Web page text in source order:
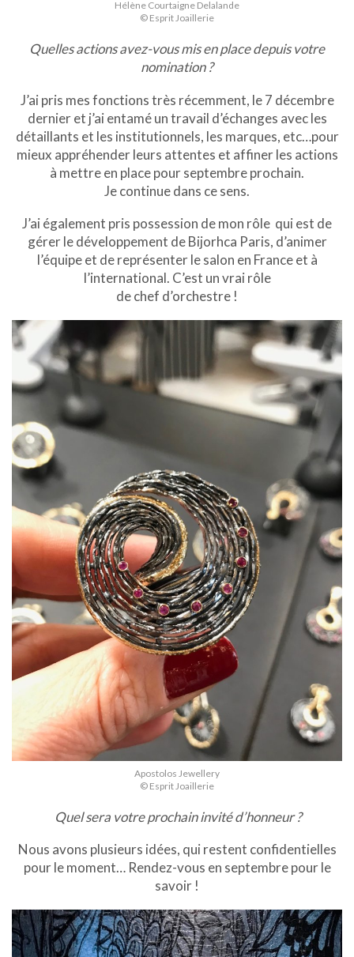
Hélène Courtaigne Delalande
© Esprit Joaillerie
Quelles actions avez-vous mis en place depuis votre
nomination ?
J’ai pris mes fonctions très récemment, le 7 décembre
dernier et j’ai entamé un travail d’échanges avec les
détaillants et les institutionnels, les marques, etc…pour
mieux appréhender leurs attentes et affiner les actions
à mettre en place pour septembre prochain.
Je continue dans ce sens.
J’ai également pris possession de mon rôle qui est de
gérer le développement de Bijorhca Paris, d’animer
l’équipe et de représenter le salon en France et à
l’international. C’est un vrai rôle
de chef d’orchestre !
Apostolos Jewellery
© Esprit Joaillerie
Quel sera votre prochain invité d’honneur ?
Nous avons plusieurs idées, qui restent confidentielles
pour le moment… Rendez-vous en septembre pour le
savoir !